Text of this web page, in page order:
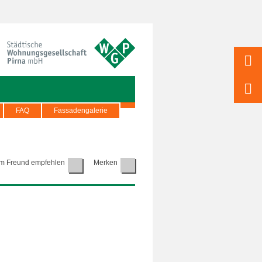
FAQ Fassadengalerie
Freund empfehlen Merken